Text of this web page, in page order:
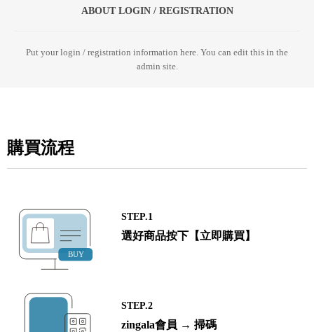
ABOUT LOGIN / REGISTRATION
Put your login / registration information here. You can edit this in the
admin site.
購買流程
STEP.1
選好商品按下【立即購買】
STEP.2
zingala會員 → 掃碼